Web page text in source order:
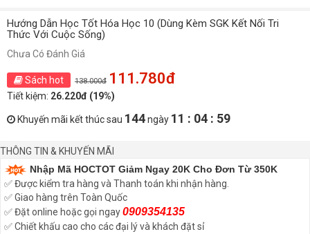
Hướng Dẫn Học Tốt Hóa Học 10 (Dùng Kèm SGK Kết Nối Tri
Thức Với Cuộc Sống)
Chưa Có Đánh Giá
Sách hot 138.000đ 111.780đ
Tiết kiệm: 26.220đ (19%)
Khuyến mãi kết thúc sau 144ngày 11 : 04 : 58
THÔNG TIN & KHUYẾN MÃI
Nhập Mã HOCTOT Giảm Ngay 20K Cho Đơn Từ 350K
✅ Được kiểm tra hàng và Thanh toán khi nhận hàng.
✅ Giao hàng trên Toàn Quốc
✅ Đặt online hoặc gọi ngay0909354135
✅ Chiết khấu cao cho các đại lý và khách đặt sỉ